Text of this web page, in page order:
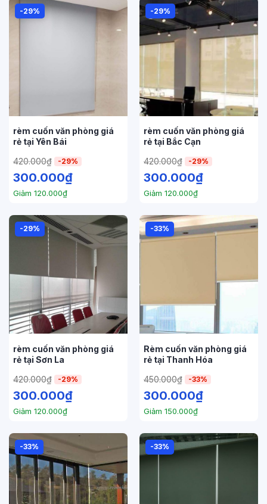
-29%
rèm cuốn văn phòng giá
rẻ tại Yên Bái
420.000₫ -29%
300.000₫
Giảm 120.000₫
-29%
rèm cuốn văn phòng giá
rẻ tại Bắc Cạn
420.000₫ -29%
300.000₫
Giảm 120.000₫
-29%
rèm cuốn văn phòng giá
rẻ tại Sơn La
420.000₫ -29%
300.000₫
Giảm 120.000₫
-33%
Rèm cuốn văn phòng giá
rẻ tại Thanh Hóa
450.000₫ -33%
300.000₫
Giảm 150.000₫
-33% -33%